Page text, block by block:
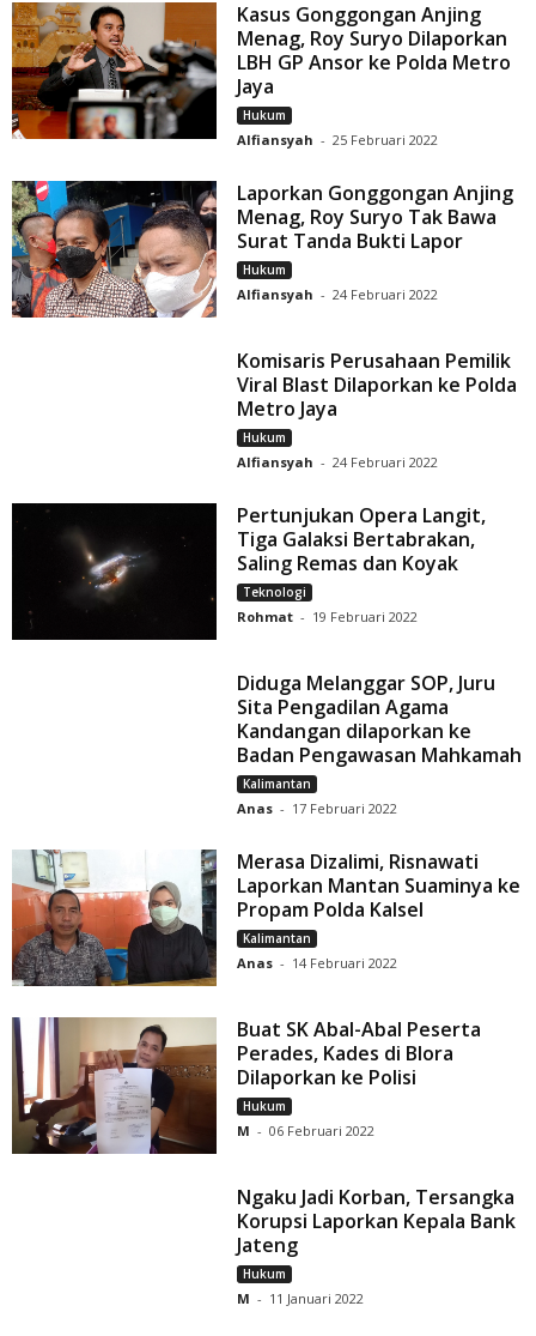
Kasus Gonggongan Anjing
Menag, Roy Suryo Dilaporkan
LBH GP Ansor ke Polda Metro
Jaya
Hukum
Alfiansyah - 25 Februari 2022
Laporkan Gonggongan Anjing
Menag, Roy Suryo Tak Bawa
Surat Tanda Bukti Lapor
Hukum
Alfiansyah - 24 Februari 2022
Komisaris Perusahaan Pemilik
Viral Blast Dilaporkan ke Polda
Metro Jaya
Hukum
Alfiansyah - 24 Februari 2022
Pertunjukan Opera Langit,
Tiga Galaksi Bertabrakan,
Saling Remas dan Koyak
Teknologi
Rohmat - 19 Februari 2022
Diduga Melanggar SOP, Juru
Sita Pengadilan Agama
Kandangan dilaporkan ke
Badan Pengawasan Mahkamah
Kalimantan
Anas - 17 Februari 2022
Merasa Dizalimi, Risnawati
Laporkan Mantan Suaminya ke
Propam Polda Kalsel
Kalimantan
Anas - 14 Februari 2022
Buat SK Abal-Abal Peserta
Perades, Kades di Blora
Dilaporkan ke Polisi
Hukum
M - 06 Februari 2022
Ngaku Jadi Korban, Tersangka
Korupsi Laporkan Kepala Bank
Jateng
Hukum
M - 11 Januari 2022